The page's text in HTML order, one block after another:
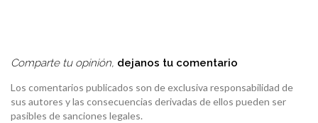
Comparte tu opinión, dejanos tu comentario
Los comentarios publicados son de exclusiva responsabilidad de
sus autores y las consecuencias derivadas de ellos pueden ser
pasibles de sanciones legales.